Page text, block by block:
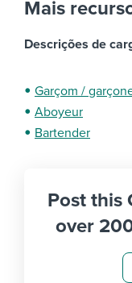
Mais
Descrições de
Garçom /
Aboyeur
Bartender
Post this
over